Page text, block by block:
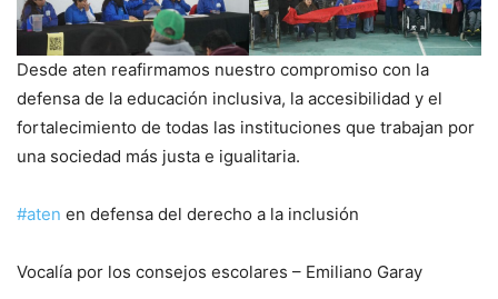
Desde aten reafirmamos nuestro compromiso con la
defensa de la educación inclusiva, la accesibilidad y el
fortalecimiento de todas las instituciones que trabajan por
una sociedad más justa e igualitaria.
#aten en defensa del derecho a la inclusión
Vocalía por los consejos escolares – Emiliano Garay